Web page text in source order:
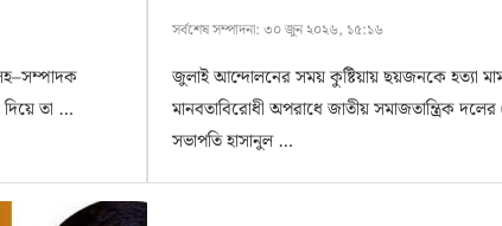
তা …
সর্বশেষ সম্পাদনা: ৩০ জুন ২০২৬, ১৫:১৬
জুলাই আন্দোলনের সময় কুষ্টিয়ায় ছয়জনকে হত্যা
মানবতাবিরোধী অপরাধে জাতীয় সমাজতান্ত্রিক
সভাপতি হাসানুল …